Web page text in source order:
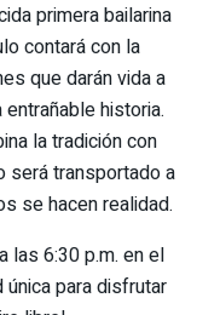
primera bailarina
contará con la
que darán vida a
historia.
la tradición con
será transportado a
se hacen realidad.
las 6:30 p.m. en el
única para disfrutar